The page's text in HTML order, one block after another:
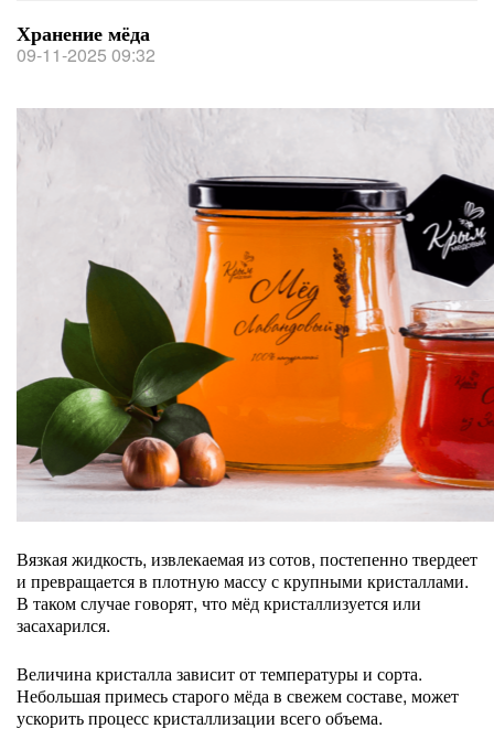
Хранение мёда
09-11-2025 09:32
Вязкая жидкость, извлекаемая из сотов, постепенно твердеет
и превращается в плотную массу с крупными кристаллами.
В таком случае говорят, что мёд кристаллизуется или
засахарился.
Величина кристалла зависит от температуры и сорта.
Небольшая примесь старого мёда в свежем составе, может
ускорить процесс кристаллизации всего объема.